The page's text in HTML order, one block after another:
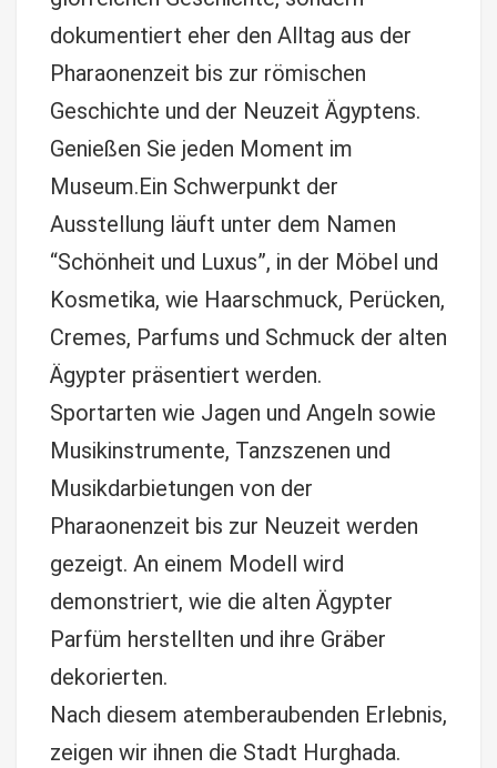
dokumentiert eher den Alltag aus der
Pharaonenzeit bis zur römischen
Geschichte und der Neuzeit Ägyptens.
Genießen Sie jeden Moment im
Museum.Ein Schwerpunkt der
Ausstellung läuft unter dem Namen
“Schönheit und Luxus”, in der Möbel und
Kosmetika, wie Haarschmuck, Perücken,
Cremes, Parfums und Schmuck der alten
Ägypter präsentiert werden.
Sportarten wie Jagen und Angeln sowie
Musikinstrumente, Tanzszenen und
Musikdarbietungen von der
Pharaonenzeit bis zur Neuzeit werden
gezeigt. An einem Modell wird
demonstriert, wie die alten Ägypter
Parfüm herstellten und ihre Gräber
dekorierten.
Nach diesem atemberaubenden Erlebnis,
zeigen wir ihnen die Stadt Hurghada.